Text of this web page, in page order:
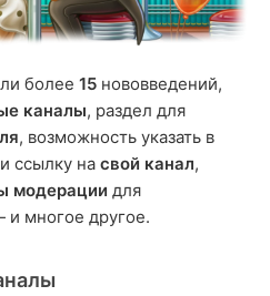
более 15 нововведений,
каналы, раздел для
, возможность указать в
и ссылку на свой канал,
модерации для
и многое другое.